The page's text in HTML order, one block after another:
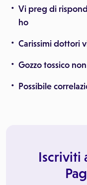
Vi preg di
ho
Carissimi dottori
Gozzo tossico
Possibile
Iscriviti